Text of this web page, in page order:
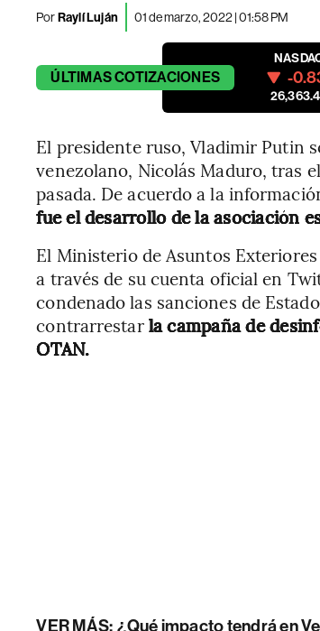
PorRaylí Luján 01 de marzo, 2022 | 01:58 PM
ÚLTIMASCOTIZACIONES -
El presidente ruso, Vladimir Putin
venezolano, Nicolás Maduro, tras
pasada. De acuerdo a la
fue el desarrollo de la asociación
El Ministerio de Asuntos
a través de su cuenta oficial en
condenado las sanciones de
contrarrestarla campaña de
OTAN.
VER MÁS: ¿Qué impacto tendrá en